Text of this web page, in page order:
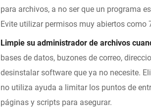
para archivos, a no ser que un programa
Evite utilizar permisos muy abiertos como
Limpie su administrador de archivos
bases de datos, buzones de correo,
desinstalar software que ya no necesite.
no utiliza ayuda a limitar los puntos de
páginas y scripts para asegurar.